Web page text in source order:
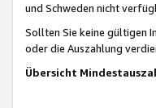
und Schweden nicht
Sollten Sie keine gültigen
oder die Auszahlung
Übersicht